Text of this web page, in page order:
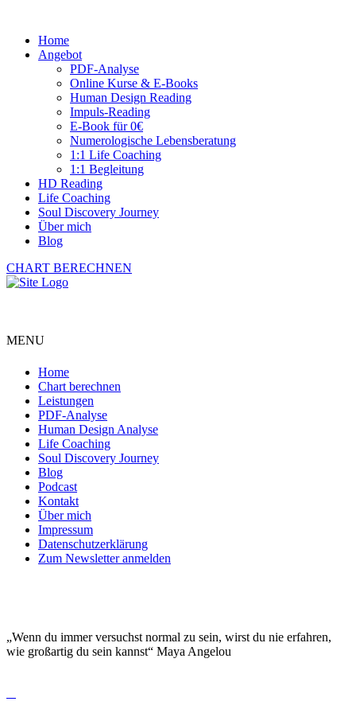
Home
Angebot
PDF-Analyse
Online Kurse & E-Books
Human Design Reading
Impuls-Reading
E-Book für 0€
Numerologische Lebensberatung
1:1 Life Coaching
1:1 Begleitung
HD Reading
Life Coaching
Soul Discovery Journey
Über mich
Blog
CHART BERECHNEN
MENU
Home
Chart berechnen
Leistungen
PDF-Analyse
Human Design Analyse
Life Coaching
Soul Discovery Journey
Blog
Podcast
Kontakt
Über mich
Impressum
Datenschutzerklärung
Zum Newsletter anmelden
„Wenn du immer versuchst normal zu sein, wirst du nie erfahren,
wie großartig du sein kannst“ Maya Angelou